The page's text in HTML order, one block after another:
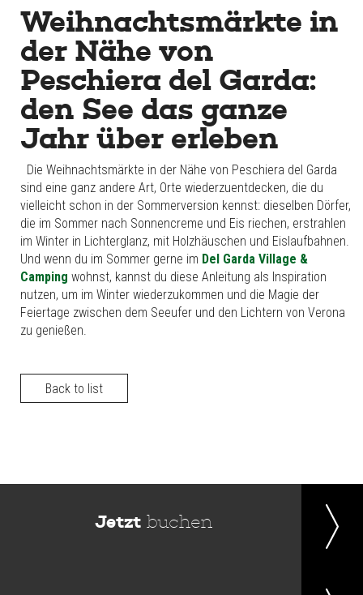
Weihnachtsmärkte in
der Nähe von
Peschiera del Garda:
den See das ganze
Jahr über erleben
Die Weihnachtsmärkte in der Nähe von Peschiera del Garda
sind eine ganz andere Art, Orte wiederzuentdecken, die du
vielleicht schon in der Sommerversion kennst: dieselben Dörfer,
die im Sommer nach Sonnencreme und Eis riechen, erstrahlen
im Winter in Lichterglanz, mit Holzhäuschen und Eislaufbahnen.
Und wenn du im Sommer gerne im Del Garda Village &
Camping wohnst, kannst du diese Anleitung als Inspiration
nutzen, um im Winter wiederzukommen und die Magie der
Feiertage zwischen dem Seeufer und den Lichtern von Verona
zu genießen.
Back to list
Jetztbuchen